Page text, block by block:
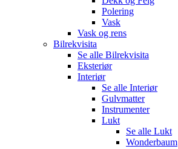
Polering
Vask
Vask og rens
Bilrekvisita
Se alle Bilrekvisita
Eksteriør
Interiør
Se alle Interiør
Gulvmatter
Instrumenter
Lukt
Se alle Lukt
Wonderbaum